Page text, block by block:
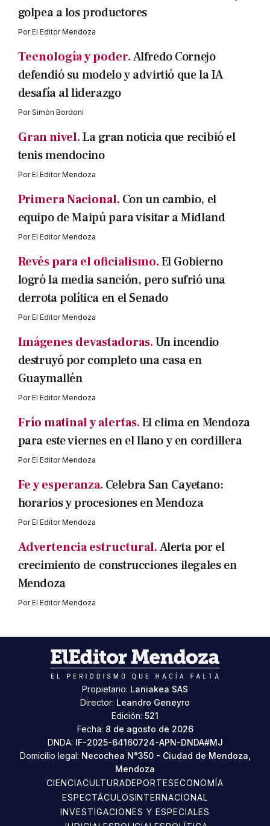
golpea a los productores
PorEl Editor Mendoza
Tecnología y poder.Alfredo Cornejo
defendió su modelo y advirtió que la IA
desafía al liderazgo
PorSimón Bordoni
Gran nivel.La gran noticia que recibió el
tenis mendocino
PorEl Editor Mendoza
Primera Nacional. Con un cambio, el
equipo de Maipú para visitar a Midland
PorEl Editor Mendoza
Revés para el oficialismo.El Gobierno
logró la media sanción, pero sufrió una
derrota política en el Senado
PorEl Editor Mendoza
Imágenes devastadoras.Un incendio
destruyó por completo una casa en
Guaymallén
PorEl Editor Mendoza
Frío matinal y alertas.El clima en Mendoza
para este viernes en el llano y en cordillera
PorEl Editor Mendoza
Fe y esperanza. Celebra San Cayetano:
horarios y procesiones en Mendoza
PorEl Editor Mendoza
Advertencia estructural.Alerta por el
crecimiento de construcciones ilegales en
Mendoza
PorEl Editor Mendoza
Propietario: Laniakea SAS
Director: Leandro Geneyro
Edición: 521
Fecha: 8 de agosto de 2026
DNDA: IF-2025-64160724-APN-DNDA#MJ
Domicilio legal: Necochea N°350 - Ciudad de Mendoza,
Mendoza
CIENCIACULTURADEPORTESECONOMÍA
ESPECTÁCULOSINTERNACIONAL
INVESTIGACIONES Y ESPECIALES